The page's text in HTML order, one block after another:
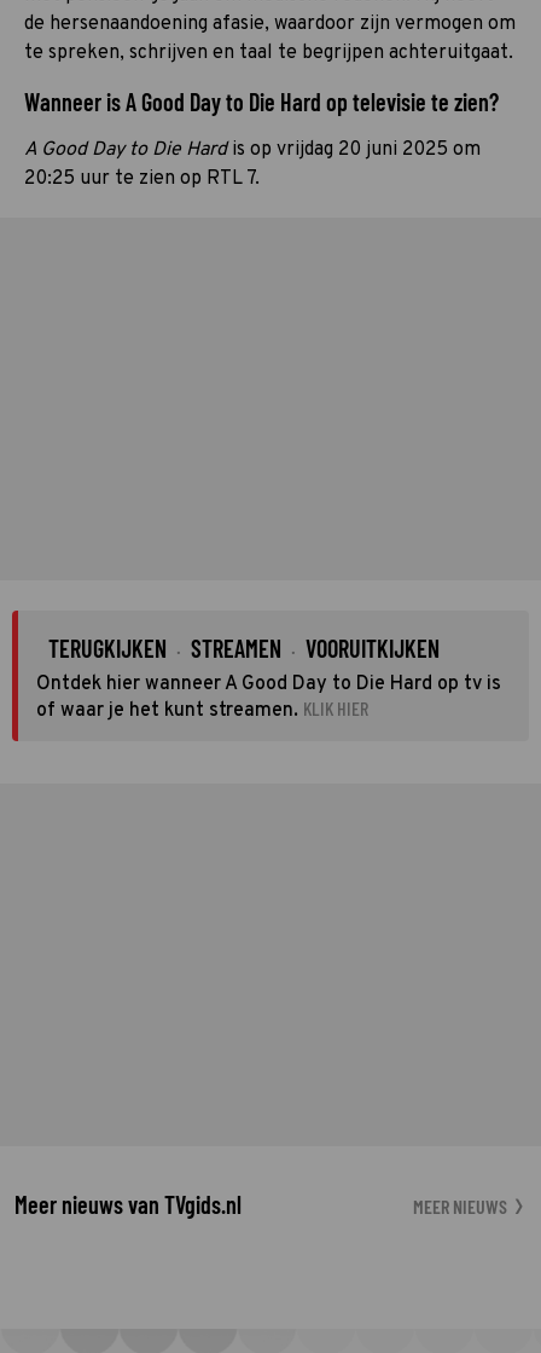
de hersenaandoening afasie, waardoor zijn vermogen om
te spreken, schrijven en taal te begrijpen achteruitgaat.
Wanneer is A Good Day to Die Hard op televisie te zien?
A Good Day to Die Hardis op vrijdag 20 juni 2025 om
20:25 uur te zien op RTL 7.
TERUGKIJKEN · STREAMEN · VOORUITKIJKEN
Ontdek hier wanneer A Good Day to Die Hard op tv is
of waar je het kunt streamen. KLIK HIER
Meer nieuws van TVgids.nl MEER NIEUWS